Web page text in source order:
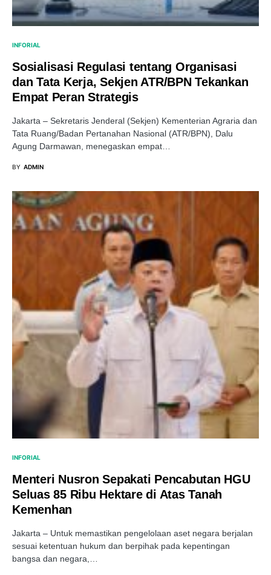
INFORIAL
Sosialisasi Regulasi tentang Organisasi
dan Tata Kerja, Sekjen ATR/BPN Tekankan
Empat Peran Strategis
Jakarta – Sekretaris Jenderal (Sekjen) Kementerian Agraria dan
Tata Ruang/Badan Pertanahan Nasional (ATR/BPN), Dalu
Agung Darmawan, menegaskan empat…
BY ADMIN
INFORIAL
Menteri Nusron Sepakati Pencabutan HGU
Seluas 85 Ribu Hektare di Atas Tanah
Kemenhan
Jakarta – Untuk memastikan pengelolaan aset negara berjalan
sesuai ketentuan hukum dan berpihak pada kepentingan
bangsa dan negara,…